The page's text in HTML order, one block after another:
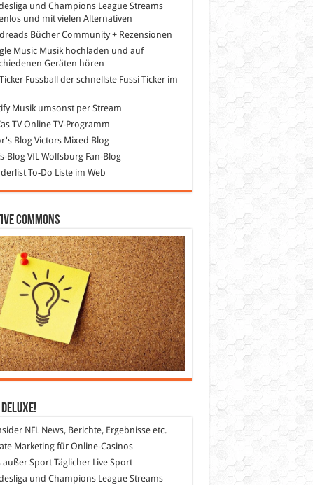
und Champions League Streams
und mit vielen Alternativen
Bücher Community + Rezensionen
MusicMusik hochladen und auf
Geräten hören
Fussball
der schnellste Fussi Ticker im
Musik umsonst per Stream
TVOnline TV-Programm
BlogVictors Mixed Blog
BlogVfL Wolfsburg Fan-Blog
To-Do Liste im Web
Commons
NFL News, Berichte, Ergebnisse etc.
Marketingfür Online-Casinos
außer SportTäglicher Live Sport
und Champions League Streams